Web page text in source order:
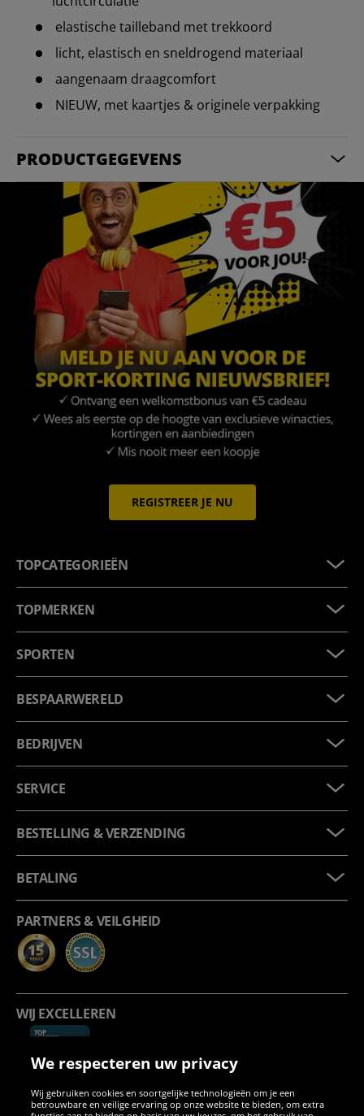
elastische tailleband met trekkoord
licht, elastisch en sneldrogend materiaal
aangenaam draagcomfort
NIEUW, met kaartjes & originele verpakking
PRODUCTGEGEVENS
REGISTREER JE NU
TOPCATEGORIEËN
TOPMERKEN
SPORTEN
BESPAARWERELD
BEDRIJVEN
SERVICE
BESTELLING & VERZENDING
BETALING
PARTNERS & VEILGHEID
WIJ EXCELLEREN
We respecteren uw privacy
Wij gebruiken cookies en soortgelijke technologieën om je een
betrouwbare en veilige ervaring op onze website te bieden, om extra